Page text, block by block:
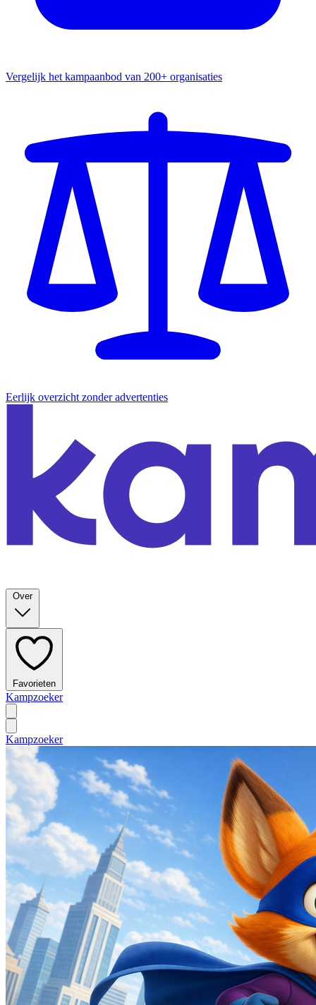
Vergelijk het kampaanbod van 200+ organisaties
Eerlijk overzicht zonder advertenties
Over
Favorieten
Kampzoeker
Kampzoeker